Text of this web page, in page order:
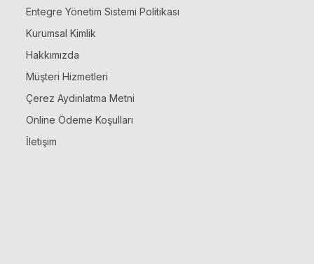
Entegre Yönetim Sistemi Politikası
Kurumsal Kimlik
Hakkımızda
Müşteri Hizmetleri
Çerez Aydınlatma Metni
Online Ödeme Koşulları
İletişim